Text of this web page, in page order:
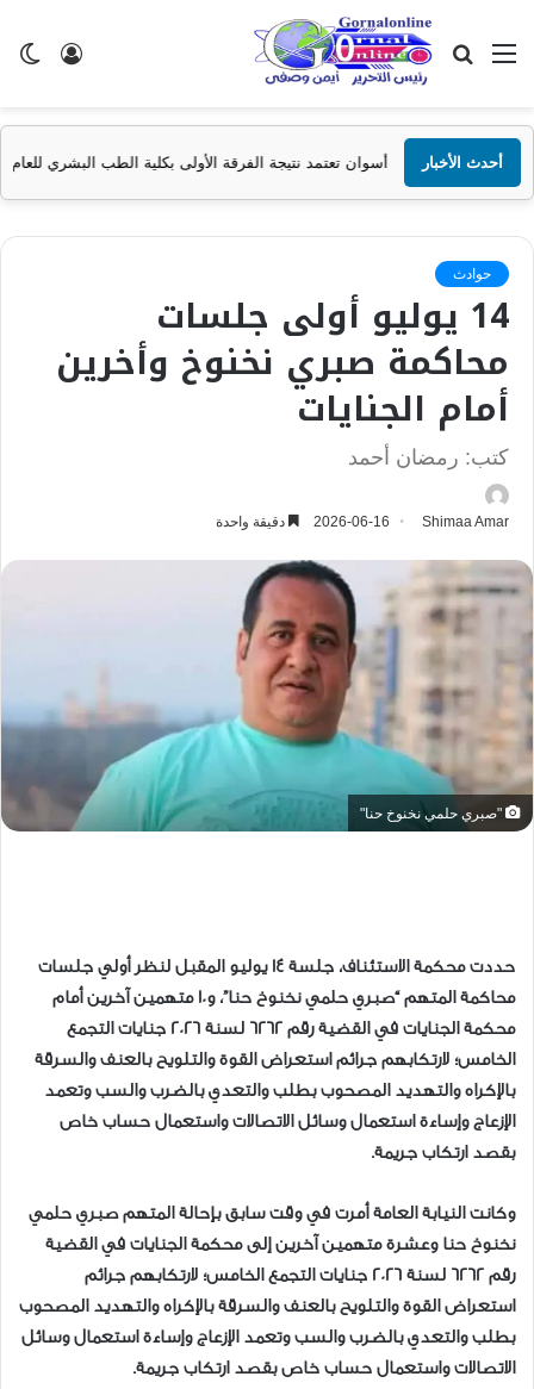
تسجيل
القائمة بحث
عن
أحدث الأخبار
أسوان تعتمد نتيجة الفرقة الأولى بكلية الطب البشري للعام الجامعي 2025/2026
حوادث
14 يوليو أولى جلسات
محاكمة صبري نخنوخ وأخرين
أمام الجنايات
كتب: رمضان أحمد
Shimaa Amar
2026-06-16 دقيقة واحدة
"صبري حلمي نخنوخ حنا"
حددت محكمة الاستئناف، جلسة ١٤ يوليو المقبل لنظر أولي جلسات
محاكمة المتهم “صبري حلمي نخنوخ حنا”، و10 متهمين آخرين أمام
محكمة الجنايات في القضية رقم 6262 لسنة 2026 جنايات التجمع
الخامس؛ لارتكابهم جرائم استعراض القوة والتلويح بالعنف والسرقة
بالإكراه والتهديد المصحوب بطلب والتعدي بالضرب والسب وتعمد
الإزعاج وإساءة استعمال وسائل الاتصالات واستعمال حساب خاص
بقصد ارتكاب جريمة.
وكانت النيابة العامة أمرت في وقت سابق بإحالة المتهم صبري حلمي
نخنوخ حنا وعشرة متهمين آخرين إلى محكمة الجنايات في القضية
رقم 6262 لسنة 2026 جنايات التجمع الخامس؛ لارتكابهم جرائم
استعراض القوة والتلويح بالعنف والسرقة بالإكراه والتهديد المصحوب
بطلب والتعدي بالضرب والسب وتعمد الإزعاج وإساءة استعمال وسائل
الاتصالات واستعمال حساب خاص بقصد ارتكاب جريمة.